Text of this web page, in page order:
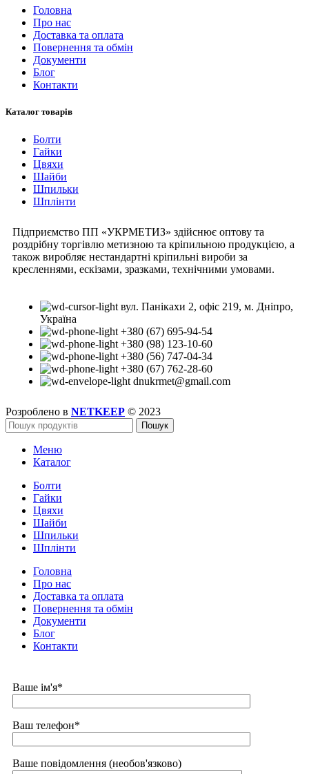
Головна
Про нас
Доставка та оплата
Повернення та обмін
Документи
Блог
Контакти
Каталог товарів
Болти
Гайки
Цвяхи
Шайби
Шпильки
Шплінти
Підприємство ПП «УКРМЕТИЗ» здійснює оптову та
роздрібну торгівлю метизною та кріпильною продукцією, а
також виробляє нестандартні кріпильні вироби за
кресленнями, ескізами, зразками, технічними умовами.
вул. Панікахи 2, офіс 219, м. Дніпро,
Україна
+380 (67) 695-94-54
+380 (98) 123-10-60
+380 (56) 747-04-34
+380 (67) 762-28-60
dnukrmet@gmail.com
Розроблено в NETKEEP © 2023
Пошук
Меню
Каталог
Болти
Гайки
Цвяхи
Шайби
Шпильки
Шплінти
Головна
Про нас
Доставка та оплата
Повернення та обмін
Документи
Блог
Контакти
Ваше ім'я*
Ваш телефон*
Ваше повідомлення (необов'язково)